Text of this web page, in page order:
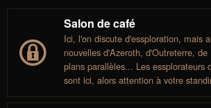
Salon de café
Ici, l'on discute d'essploration, mais
nouvelles d'Azeroth, d'Outreterre,
plans parallèles... Les essplorateurs
sont ici, alors attention à votre